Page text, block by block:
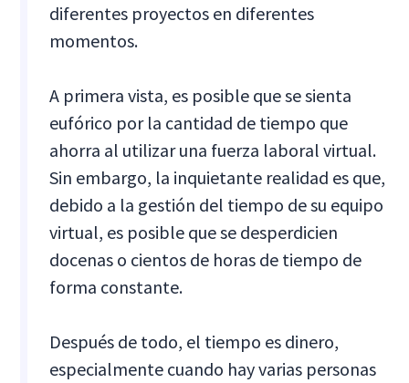
diferentes proyectos en diferentes
momentos.
A primera vista, es posible que se sienta
eufórico por la cantidad de tiempo que
ahorra al utilizar una fuerza laboral virtual.
Sin embargo, la inquietante realidad es que,
debido a la gestión del tiempo de su equipo
virtual, es posible que se desperdicien
docenas o cientos de horas de tiempo de
forma constante.
Después de todo, el tiempo es dinero,
especialmente cuando hay varias personas